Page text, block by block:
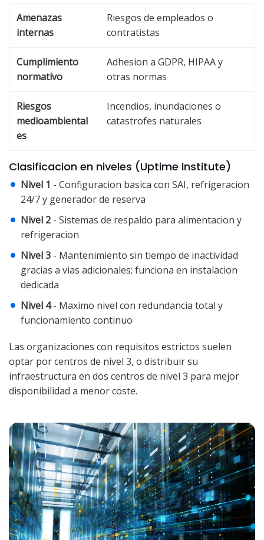
Amenazas
internas
Riesgos de empleados o
contratistas
Cumplimiento
normativo
Adhesion a GDPR, HIPAA y
otras normas
Riesgos
medioambiental
es
Incendios, inundaciones o
catastrofes naturales
Clasificacion en niveles (Uptime Institute)
Nivel 1 - Configuracion basica con SAI, refrigeracion
24/7 y generador de reserva
Nivel 2 - Sistemas de respaldo para alimentacion y
refrigeracion
Nivel 3 - Mantenimiento sin tiempo de inactividad
gracias a vias adicionales; funciona en instalacion
dedicada
Nivel 4- Maximo nivel con redundancia total y
funcionamiento continuo
Las organizaciones con requisitos estrictos suelen
optar por centros de nivel 3, o distribuir su
infraestructura en dos centros de nivel 3 para mejor
disponibilidad a menor coste.